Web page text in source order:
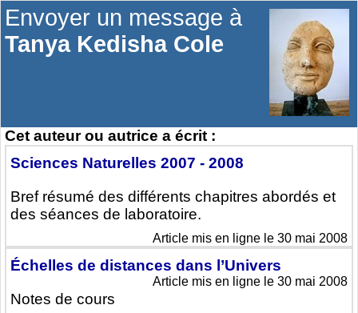
Envoyer un message à
Tanya Kedisha Cole
Cet auteur ou autrice a écrit :
Sciences Naturelles 2007 - 2008
Bref résumé des différents chapitres abordés et
des séances de laboratoire.
Article mis en ligne le 30 mai 2008
Échelles de distances dans l’Univers
Notes de cours
Article mis en ligne le 30 mai 2008